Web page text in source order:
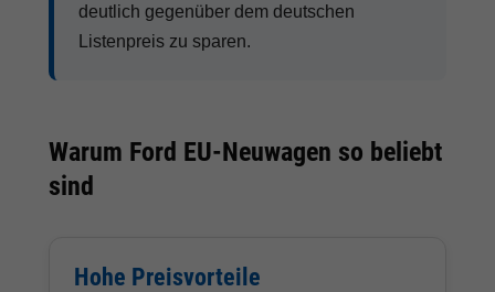
deutlich gegenüber dem deutschen
Listenpreis zu sparen.
Warum Ford EU-Neuwagen so beliebt
sind
Hohe Preisvorteile